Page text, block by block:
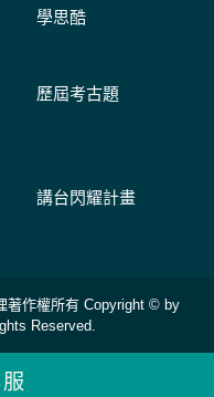
學思酷
歷屆考古題
講台閃耀計畫
著作權所有 Copyright © by
Reserved.